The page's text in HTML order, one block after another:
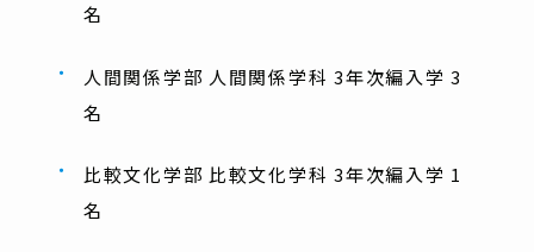
名
人間関係学部 人間関係学科 3年次編入学 3
名
比較文化学部 比較文化学科 3年次編入学 1
名